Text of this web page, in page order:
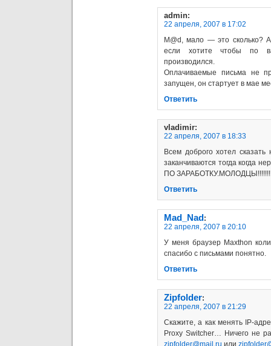
admin:
22 апреля, 2007 в 17:02
M@d, мало — это сколько?
если хотите чтобы по
производился.
Оплачиваемые письма не
запущен, он стартует в мае
Ответить
vladimir:
22 апреля, 2007 в 18:33
Всем доброго хотел
заканчиваются тогда когда
ПО
Ответить
Mad_Nad :
22 апреля, 2007 в 20:10
У меня браузер Maxthon
спасибо с письмами понятно.
Ответить
Zipfolder:
22 апреля, 2007 в 21:29
Скажите, а как менять IP-
Proxy Switcher… Ничего не
zipfolder@mail.ru или